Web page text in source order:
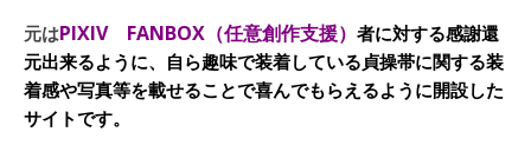
元はPIXIV FANBOX（任意創作支援） 者に対する感謝還
元出来るように、自ら趣味で装着している貞操帯に関する装
着感や写真等を載せることで喜んでもらえるように開設した
サイトです。